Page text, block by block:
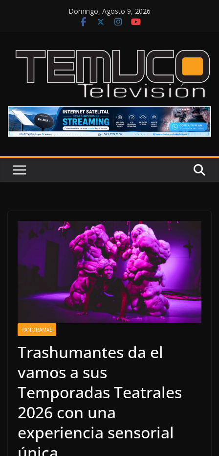
Domingo, Agosto 9, 2026
PANORAMAS
Trashumantes da el
vamos a sus
Temporadas Teatrales
2026 con una
experiencia sensorial